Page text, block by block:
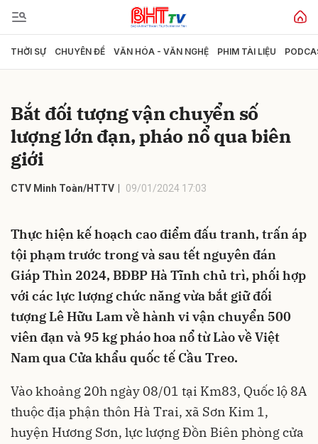
THỜI SỰ CHUYÊN ĐỀ VĂN HÓA - VĂN NGHỆ PHIM TÀI LIỆU
Bắt đối tượng vận chuyển số
lượng lớn đạn, pháo nổ qua biên
giới
CTV Minh Toàn/HTTV 09/01/2024 17:03
Thực hiện kế hoạch cao điểm đấu tranh, trấn áp
tội phạm trước trong và sau tết nguyên đán
Giáp Thìn 2024, BĐBP Hà Tĩnh chủ trì, phối hợp
với các lực lượng chức năng vừa bắt giữ đối
tượng Lê Hữu Lam về hành vi vận chuyển 500
viên đạn và 95 kg pháo hoa nổ từ Lào về Việt
Nam qua Cửa khẩu quốc tế Cầu Treo.
Vào khoảng 20h ngày 08/01 tại Km83, Quốc lộ 8A
thuộc địa phận thôn Hà Trai, xã Sơn Kim 1,
huyện Hương Sơn, lực lượng Đồn Biên phòng cửa
Gửi bình luận